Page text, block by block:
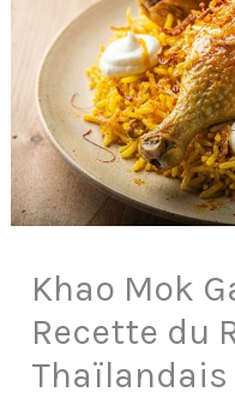
Khao Mok
Recette du
Thaïlandais